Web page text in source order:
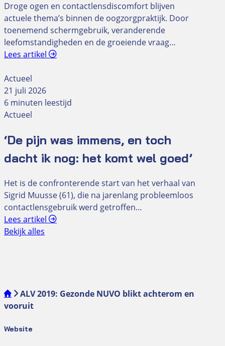
Droge ogen en contactlensdiscomfort blijven
actuele thema’s binnen de oogzorgpraktijk. Door
toenemend schermgebruik, veranderende
leefomstandigheden en de groeiende vraag…
Lees artikel
Actueel
21 juli 2026
6 minuten leestijd
Actueel
‘De pijn was immens, en toch
dacht ik nog: het komt wel goed’
Het is de confronterende start van het verhaal van
Sigrid Muusse (61), die na jarenlang probleemloos
contactlensgebruik werd getroffen…
Lees artikel
Bekijk alles
ALV 2019: Gezonde NUVO blikt achterom en
vooruit
Website